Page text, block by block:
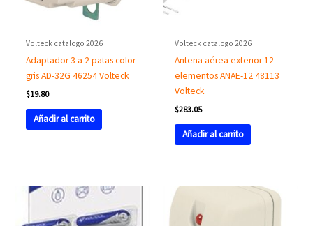
Volteck catalogo 2026
Adaptador 3 a 2 patas color
gris AD-32G 46254 Volteck
$19.80
Añadir al carrito
Volteck catalogo 2026
Antena aérea exterior 12
elementos ANAE-12 48113
Volteck
$283.05
Añadir al carrito